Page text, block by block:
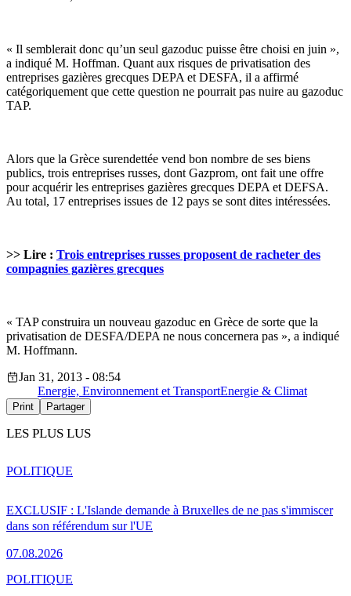
« Il semblerait donc qu’un seul gazoduc puisse être choisi en juin »,
a indiqué M. Hoffman. Quant aux risques de privatisation des
entreprises gazières grecques DEPA et DESFA, il a affirmé
catégoriquement que cette question ne pourrait pas nuire au gazoduc
TAP.
Alors que la Grèce surendettée vend bon nombre de ses biens
publics, trois entreprises russes, dont Gazprom, ont fait une offre
pour acquérir les entreprises gazières grecques DEPA et DEFSA.
Au total, 17 entreprises issues de 12 pays se sont dites intéressées.
>> Lire : Trois entreprises russes proposent de racheter des
compagnies gazières grecques
« TAP construira un nouveau gazoduc en Grèce de sorte que la
privatisation de DESFA/DEPA ne nous concernera pas », a indiqué
M. Hoffmann.
Jan 31, 2013 - 08:54
Energie, Environnement et TransportEnergie & Climat
Print Partager
LES PLUS LUS
EXCLUSIF : L'Islande demande à Bruxelles de ne pas s'immiscer
dans son référendum sur l'UE
07.08.2026
POLITIQUE
POLITIQUE